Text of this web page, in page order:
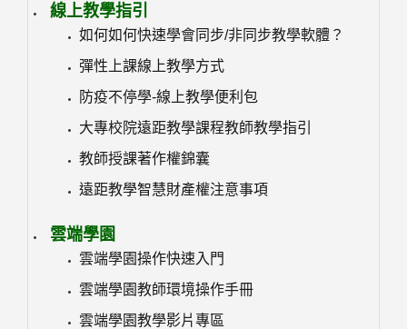
線上教學指引
如何如何快速學會同步/非同步教學軟體？
彈性上課線上教學方式
防疫不停學-線上教學便利包
大專校院遠距教學課程教師教學指引
教師授課著作權錦囊
遠距教學智慧財產權注意事項
雲端學園
雲端學園操作快速入門
雲端學園教師環境操作手冊
雲端學園教學影片專區